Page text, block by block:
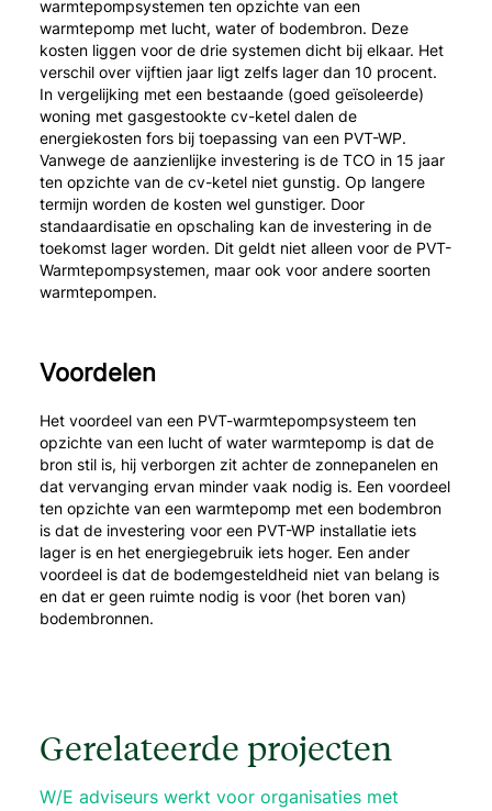
warmtepompsystemen ten opzichte van een
warmtepomp met lucht, water of bodembron. Deze
kosten liggen voor de drie systemen dicht bij elkaar. Het
verschil over vijftien jaar ligt zelfs lager dan 10 procent.
In vergelijking met een bestaande (goed geïsoleerde)
woning met gasgestookte cv-ketel dalen de
energiekosten fors bij toepassing van een PVT-WP.
Vanwege de aanzienlijke investering is de TCO in 15 jaar
ten opzichte van de cv-ketel niet gunstig. Op langere
termijn worden de kosten wel gunstiger. Door
standaardisatie en opschaling kan de investering in de
toekomst lager worden. Dit geldt niet alleen voor de PVT-
Warmtepompsystemen, maar ook voor andere soorten
warmtepompen.
Voordelen
Het voordeel van een PVT-warmtepompsysteem ten
opzichte van een lucht of water warmtepomp is dat de
bron stil is, hij verborgen zit achter de zonnepanelen en
dat vervanging ervan minder vaak nodig is. Een voordeel
ten opzichte van een warmtepomp met een bodembron
is dat de investering voor een PVT-WP installatie iets
lager is en het energiegebruik iets hoger. Een ander
voordeel is dat de bodemgesteldheid niet van belang is
en dat er geen ruimte nodig is voor (het boren van)
bodembronnen.
Gerelateerde projecten
W/E adviseurs werkt voor organisaties met